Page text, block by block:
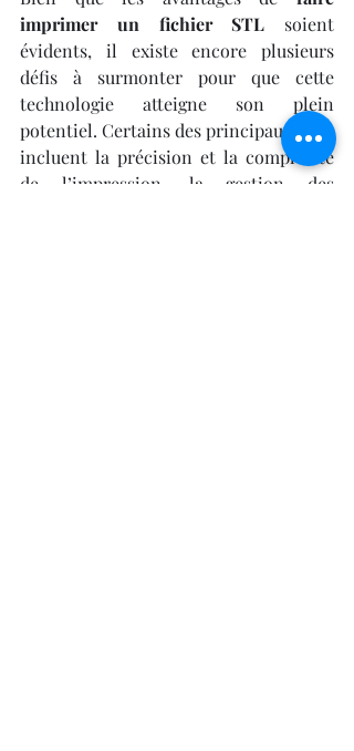
imprimer un fichier STL soient
évidents, il existe encore plusieurs
défis à surmonter pour que cette
technologie atteigne son plein
potentiel. Certains des principaux défis
incluent la précision et la complexité
de l’impression, la gestion des